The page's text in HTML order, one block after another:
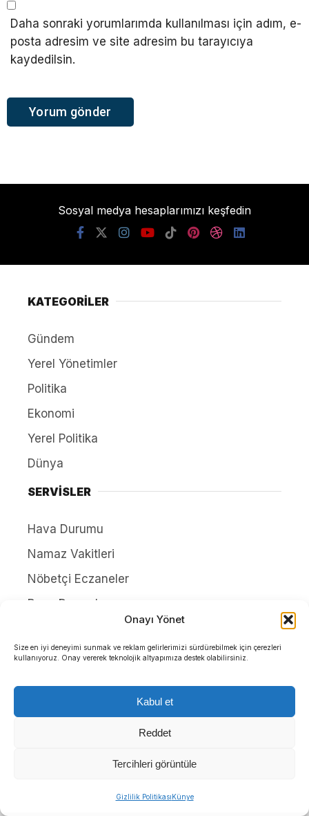
Onayı Yönet
Size en iyi deneyimi sunmak ve reklam gelirlerimizi sürdürebilmek için çerezleri
kullanıyoruz. Onay vererek teknolojik altyapımıza destek olabilirsiniz.
Kabul et
Reddet
Tercihleri görüntüle
Gizlilik PolitikasıKünye
Daha sonraki yorumlarımda kullanılması için adım, e-
posta adresim ve site adresim bu tarayıcıya
kaydedilsin.
Sosyal medya hesaplarımızı keşfedin
KATEGORİLER
Gündem
Yerel Yönetimler
Politika
Ekonomi
Yerel Politika
Dünya
SERVİSLER
Hava Durumu
Namaz Vakitleri
Nöbetçi Eczaneler
Puan Durumları
HAKKIMIZDA
Künye